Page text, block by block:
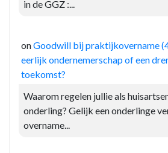
in de GGZ :...
onGoodwill bij praktijkovername
eerlijk ondernemerschap of een
toekomst?
Waarom regelen jullie als
onderling? Gelijk een onderlinge
overname...